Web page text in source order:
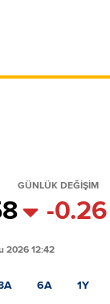
GÜNLÜK DEĞİŞİM
-0.26
2026 12:42
6A 1Y